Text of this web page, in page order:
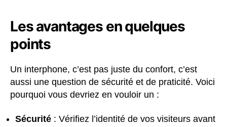
Les avantages en quelques
points
Un interphone, c’est pas juste du confort, c’est
aussi une question de sécurité et de praticité. Voici
pourquoi vous devriez en vouloir un :
Sécurité : Vérifiez l’identité de vos visiteurs avant